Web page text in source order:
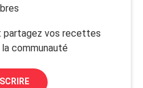
partagez vos recettes
communauté